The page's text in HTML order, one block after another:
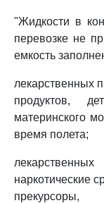
"Жидкости в
перевозке не
емкость
лекарственных
продуктов,
материнского
время полета;
наркотические